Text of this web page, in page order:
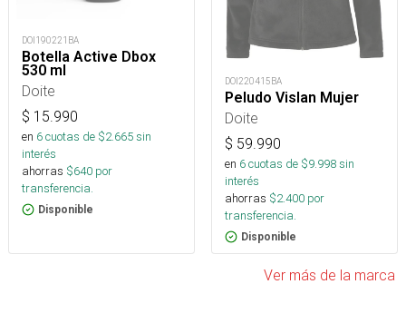
DOI190221BA
Botella Active Dbox
530 ml
Doite
$ 15.990
en 6cuotas de $2.665sin
interés
ahorras $640 por
transferencia.
Disponible
DOI220415BA
Peludo Vislan Mujer
Doite
$ 59.990
en 6cuotas de $9.998sin
interés
ahorras $2.400 por
transferencia.
Disponible
Ver más de la marca